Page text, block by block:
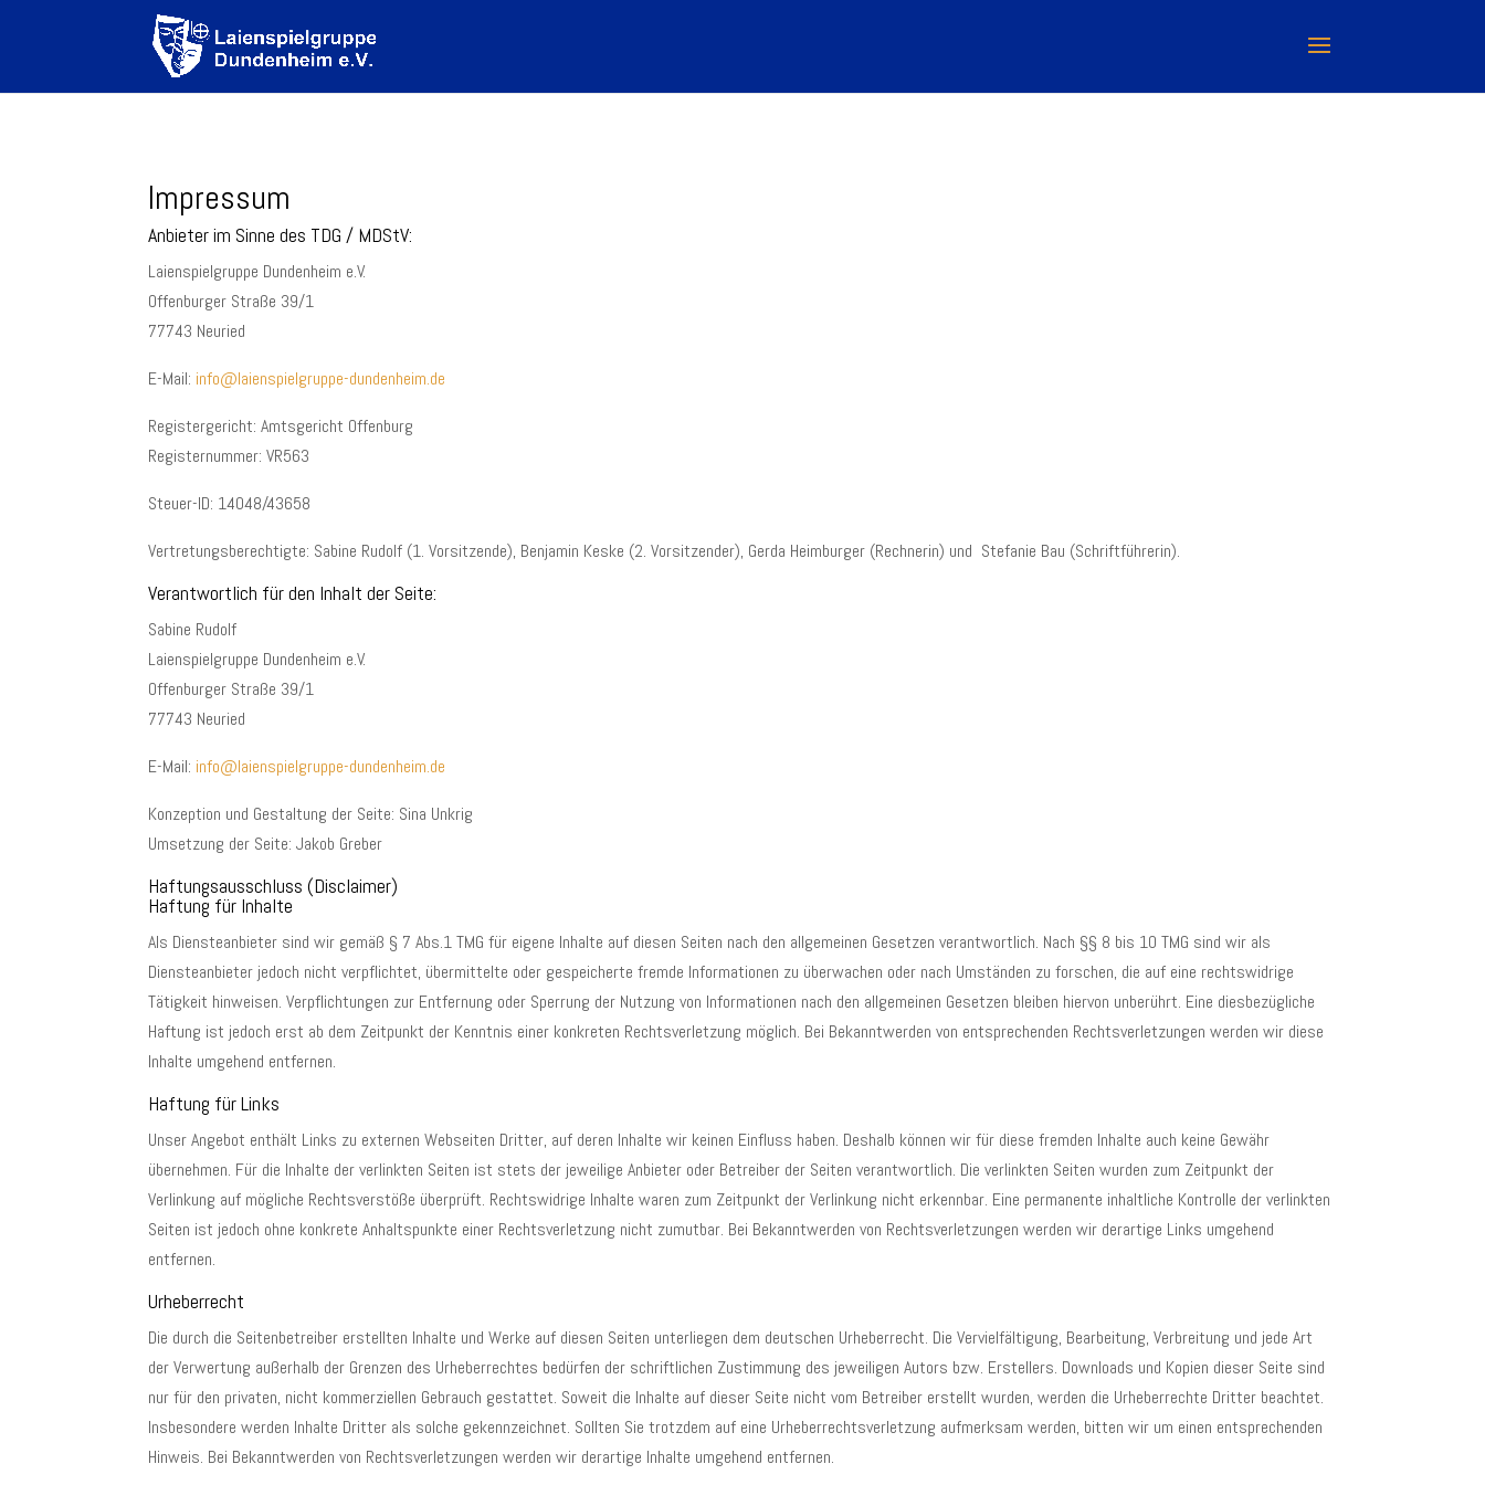
Impressum
Anbieter im Sinne des TDG / MDStV:
Laienspielgruppe Dundenheim e.V.
Offenburger Straße 39/1
77743 Neuried
E-Mail: info@laienspielgruppe-dundenheim.de
Registergericht: Amtsgericht Offenburg
Registernummer: VR563
Steuer-ID: 14048/43658
Vertretungsberechtigte: Sabine Rudolf (1. Vorsitzende), Benjamin Keske (2. Vorsitzender), Gerda Heimburger (Rechnerin) und Stefanie Bau (Schriftführerin).
Verantwortlich für den Inhalt der Seite:
Sabine Rudolf
Laienspielgruppe Dundenheim e.V.
Offenburger Straße 39/1
77743 Neuried
E-Mail: info@laienspielgruppe-dundenheim.de
Konzeption und Gestaltung der Seite: Sina Unkrig
Umsetzung der Seite: Jakob Greber
Haftungsausschluss (Disclaimer)
Haftung für Inhalte
Als Diensteanbieter sind wir gemäß § 7 Abs.1 TMG für eigene Inhalte auf diesen Seiten nach den allgemeinen Gesetzen verantwortlich. Nach §§ 8 bis 10 TMG sind wir als
Diensteanbieter jedoch nicht verpflichtet, übermittelte oder gespeicherte fremde Informationen zu überwachen oder nach Umständen zu forschen, die auf eine rechtswidrige
Tätigkeit hinweisen. Verpflichtungen zur Entfernung oder Sperrung der Nutzung von Informationen nach den allgemeinen Gesetzen bleiben hiervon unberührt. Eine diesbezügliche
Haftung ist jedoch erst ab dem Zeitpunkt der Kenntnis einer konkreten Rechtsverletzung möglich. Bei Bekanntwerden von entsprechenden Rechtsverletzungen werden wir diese
Inhalte umgehend entfernen.
Haftung für Links
Unser Angebot enthält Links zu externen Webseiten Dritter, auf deren Inhalte wir keinen Einfluss haben. Deshalb können wir für diese fremden Inhalte auch keine Gewähr
übernehmen. Für die Inhalte der verlinkten Seiten ist stets der jeweilige Anbieter oder Betreiber der Seiten verantwortlich. Die verlinkten Seiten wurden zum Zeitpunkt der
Verlinkung auf mögliche Rechtsverstöße überprüft. Rechtswidrige Inhalte waren zum Zeitpunkt der Verlinkung nicht erkennbar. Eine permanente inhaltliche Kontrolle der verlinkten
Seiten ist jedoch ohne konkrete Anhaltspunkte einer Rechtsverletzung nicht zumutbar. Bei Bekanntwerden von Rechtsverletzungen werden wir derartige Links umgehend
entfernen.
Urheberrecht
Die durch die Seitenbetreiber erstellten Inhalte und Werke auf diesen Seiten unterliegen dem deutschen Urheberrecht. Die Vervielfältigung, Bearbeitung, Verbreitung und jede Art
der Verwertung außerhalb der Grenzen des Urheberrechtes bedürfen der schriftlichen Zustimmung des jeweiligen Autors bzw. Erstellers. Downloads und Kopien dieser Seite sind
nur für den privaten, nicht kommerziellen Gebrauch gestattet. Soweit die Inhalte auf dieser Seite nicht vom Betreiber erstellt wurden, werden die Urheberrechte Dritter beachtet.
Insbesondere werden Inhalte Dritter als solche gekennzeichnet. Sollten Sie trotzdem auf eine Urheberrechtsverletzung aufmerksam werden, bitten wir um einen entsprechenden
Hinweis. Bei Bekanntwerden von Rechtsverletzungen werden wir derartige Inhalte umgehend entfernen.